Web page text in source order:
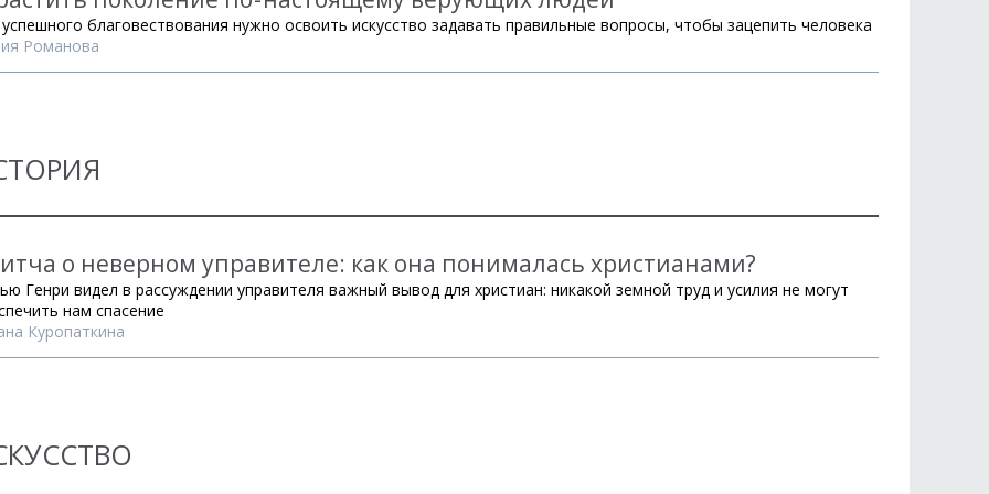
благовествования нужно освоить искусство задавать правильные вопросы, чтобы зацепить человека
Романова
о неверном управителе: как она понималась христианами?
Генри видел в рассуждении управителя важный вывод для христиан: никакой земной труд и усилия не могут
нам спасение
Куропаткина